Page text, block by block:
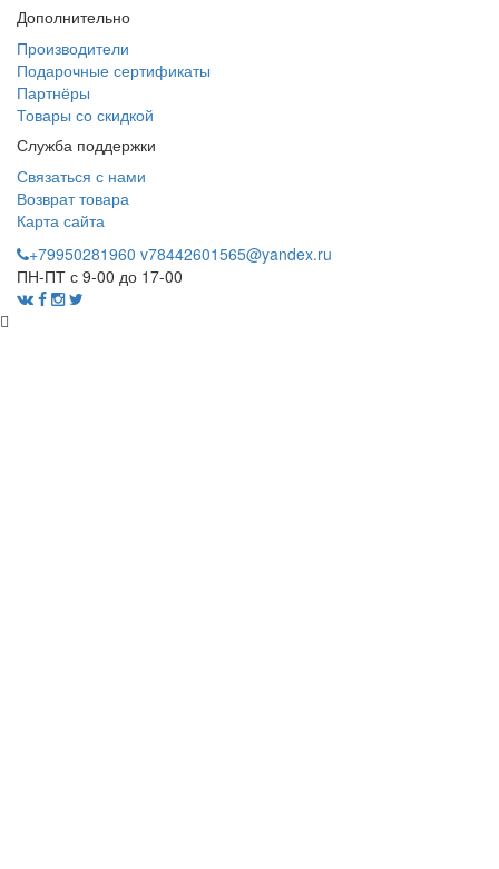
Дополнительно
Производители
Подарочные сертификаты
Партнёры
Товары со скидкой
Служба поддержки
Связаться с нами
Возврат товара
Карта сайта
+79950281960 v78442601565@yandex.ru
ПН-ПТ с 9-00 до 17-00